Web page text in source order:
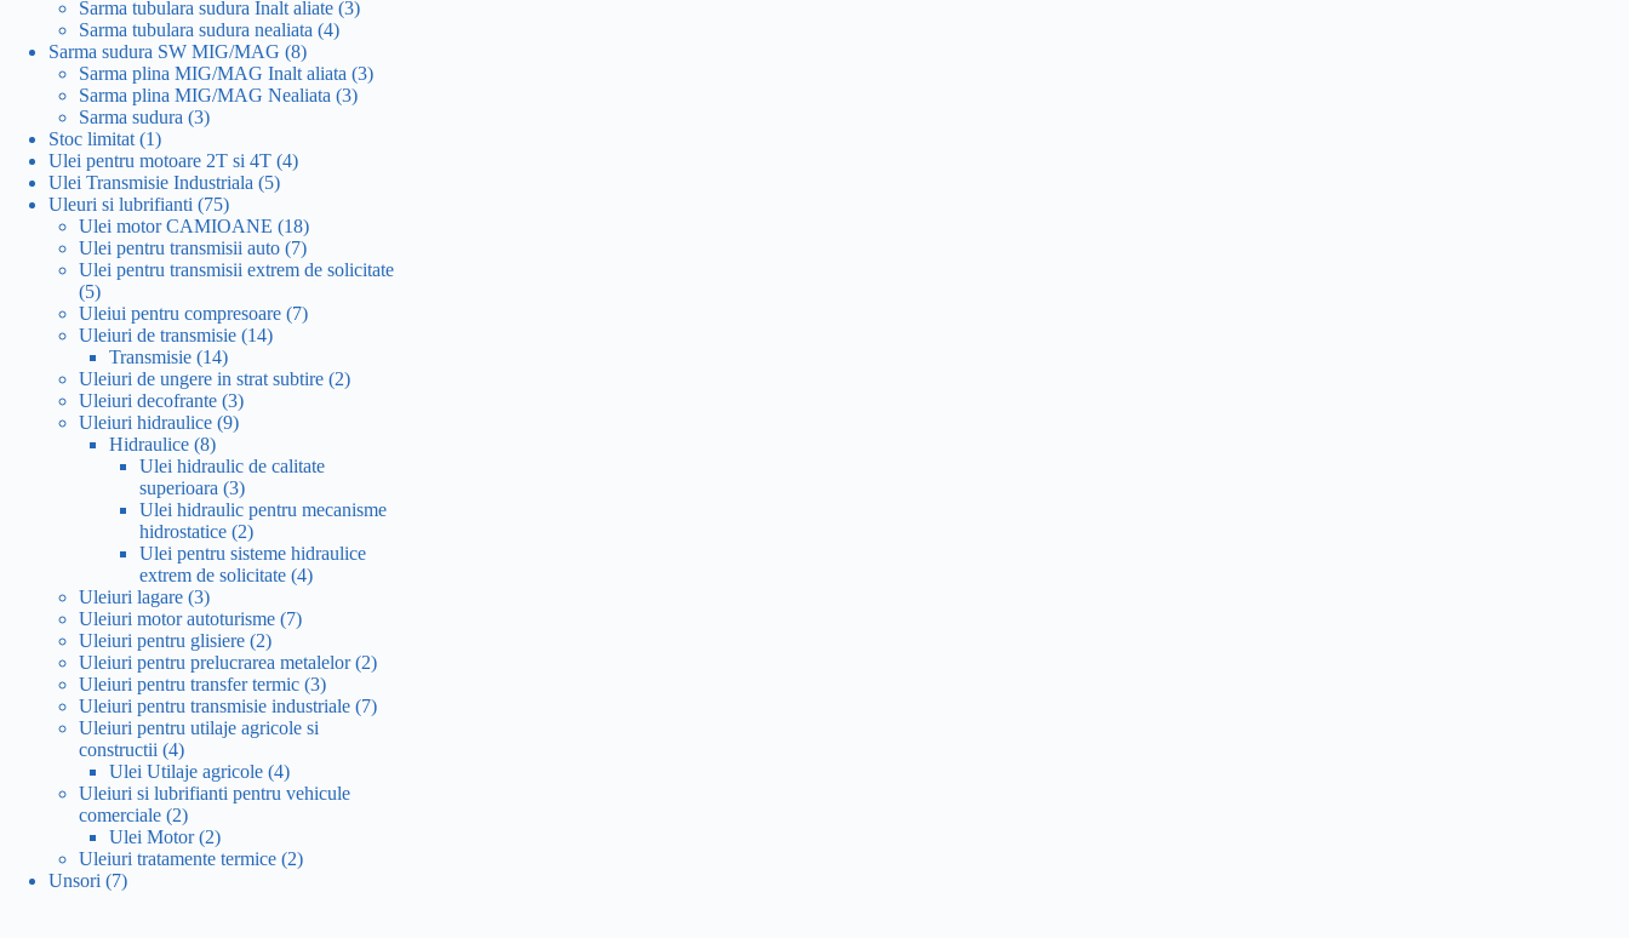
produse
Sarma tubulara sudura Inalt aliate 33
Sarma tubulara sudura nealiata 44
Sarma sudura SW MIG/MAG 88
produse
Sarma plina MIG/MAG Inalt aliata 33
Sarma plina MIG/MAG Nealiata 33
Sarma sudura 33
Stoc limitat 11
produs
Ulei pentru motoare 2T si 4T 44
Ulei Transmisie Industriala 55
Uleuri si lubrifianti 7575
de
produse
Ulei motor CAMIOANE 1818
produse
Ulei pentru transmisii auto 77
produse
Ulei pentru transmisii extrem de solicitate
55
produse
Uleiui pentru compresoare 77
Uleiuri de transmisie 1414
Transmisie 1414
produse
Uleiuri de ungere in strat subtire 22
Uleiuri decofrante 33
produse
Uleiuri hidraulice 99
Hidraulice 88
produse
Ulei hidraulic de calitate
superioara 33
produse
Ulei hidraulic pentru mecanisme
hidrostatice 22
produse
Ulei pentru sisteme hidraulice
extrem de solicitate 44
Uleiuri lagare 33
produse
Uleiuri motor autoturisme 77
Uleiuri pentru glisiere 22
produse
Uleiuri pentru prelucrarea metalelor 22
Uleiuri pentru transfer termic 33
produse
Uleiuri pentru transmisie industriale 77
Uleiuri pentru utilaje agricole si
constructii 44
produse
Ulei Utilaje agricole 44
produse
Uleiuri si lubrifianti pentru vehicule
comerciale 22
produse
Ulei Motor 22
produse
Uleiuri tratamente termice 22
Unsori 77